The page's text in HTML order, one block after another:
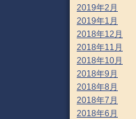
2019年2月
2019年1月
2018年12月
2018年11月
2018年10月
2018年9月
2018年8月
2018年7月
2018年6月